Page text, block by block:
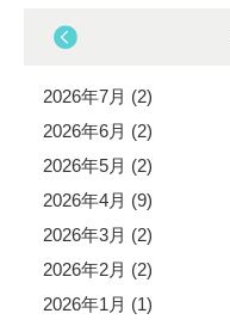
2026年7月 (2)
2026年6月 (2)
2026年5月 (2)
2026年4月 (9)
2026年3月 (2)
2026年2月 (2)
2026年1月 (1)